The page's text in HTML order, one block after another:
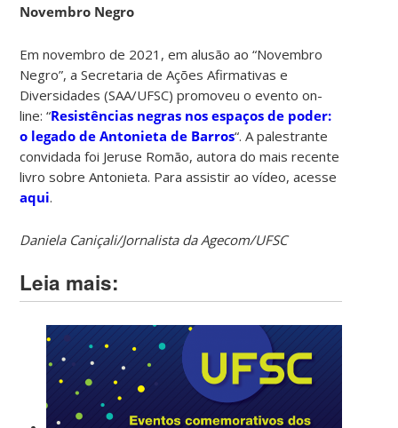
Novembro Negro
Em novembro de 2021, em alusão ao “Novembro
Negro”, a Secretaria de Ações Afirmativas e
Diversidades (SAA/UFSC) promoveu o evento on-
line: “Resistências negras nos espaços de poder:
o legado de Antonieta de Barros“. A palestrante
convidada foi Jeruse Romão, autora do mais recente
livro sobre Antonieta. Para assistir ao vídeo, acesse
aqui.
Daniela Caniçali/Jornalista da Agecom/UFSC
Leia mais: